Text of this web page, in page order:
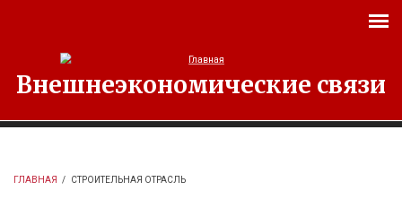
Внешнеэкономические связи
ГЛАВНАЯ / СТРОИТЕЛЬНАЯ ОТРАСЛЬ